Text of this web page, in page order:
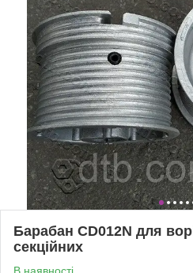
Барабан CD012N для
секційних
В наявності